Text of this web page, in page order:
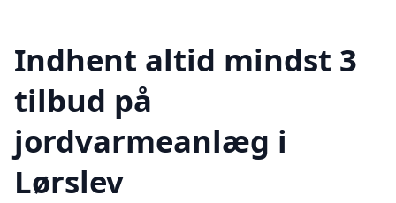
Indhent altid mindst 3
tilbud på
jordvarmeanlæg i
Lørslev